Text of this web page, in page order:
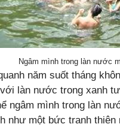
Ngâm mình trong làn nước
năm suốt tháng
làn nước trong xanh
ngâm mình trong làn
như một bức tranh